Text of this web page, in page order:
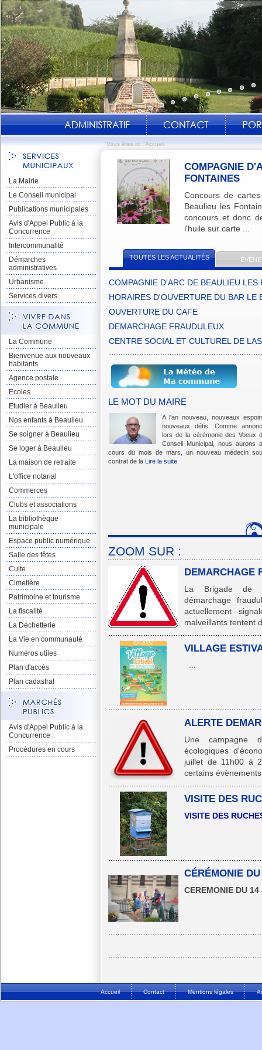
Vous êtes ici : Accueil
La Mairie
Le Conseil municipal
Publications municipales
Avis d'Appel Public à la
Concurrence
Intercommunalité
Démarches
administratives
Urbanisme
Services divers
La Commune
Bienvenue aux nouveaux
habitants
Agence postale
Ecoles
Etudier à Beaulieu
Nos enfants à Beaulieu
Se soigner à Beaulieu
Se loger à Beaulieu
La maison de retraite
L'office notarial
Commerces
Clubs et associations
La bibliothèque
municipale
Espace public numérique
Salle des fêtes
Culte
Cimetière
Patrimoine et tourisme
La fiscalité
La Déchetterie
La Vie en communauté
Numéros utiles
Plan d'accès
Plan cadastral
Avis d'Appel Public à la
Concurrence
Procédures en cours
COMPAGNIE
FONTAINES
Concours de
Beaulieu les
concours et donc
l'huile sur carte ...
TOUTES LES ACTUALITÉS
COMPAGNIE D'ARC DE BEAULIEU LES
HORAIRES D'OUVERTURE DU BAR LE
OUVERTURE DU CAFE
DEMARCHAGE FRAUDULEUX
CENTRE SOCIAL ET CULTUREL DE
LE MOT DU MAIRE
A l'an nouveau, nouveaux
nouveaux défis. Comme
lors de la cérémonie des Voeux
Conseil Municipal, nous aurons
cours du mois de mars, un nouveau médecin
contrat de la Lire la suite
ZOOM SUR :
DEMARCHAGE
La Brigade de
démarchage
actuellement
malveillants tentent
VILLAGE
ALERTE
Une campagne
écologiques
juillet de 11h00 à
certains
VISITE DES
VISITE DES
CÉRÉMONIE
CEREMONIE DU
Accueil Contact Mentions légales